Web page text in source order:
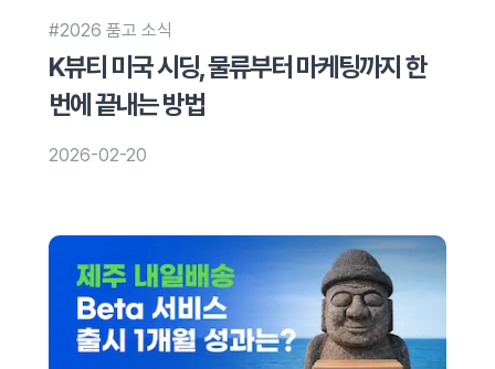
#2026 품고 소식
K뷰티 미국 시딩, 물류부터 마케팅까지 한
번에 끝내는 방법
2026-02-20